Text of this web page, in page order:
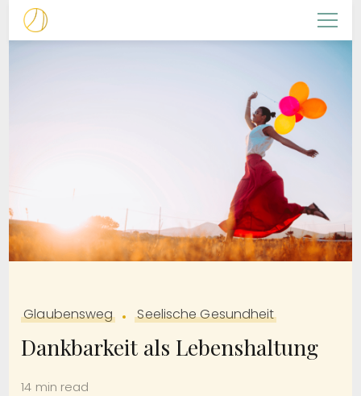
Christliche Frauenarbeit
Glaubensweg Seelische Gesundheit
Dankbarkeit als Lebenshaltung
14 min read